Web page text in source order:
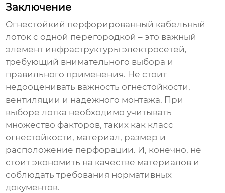
Заключение
Огнестойкий перфорированный кабельный
лоток с одной перегородкой – это важный
элемент инфраструктуры электросетей,
требующий внимательного выбора и
правильного применения. Не стоит
недооценивать важность огнестойкости,
вентиляции и надежного монтажа. При
выборе лотка необходимо учитывать
множество факторов, таких как класс
огнестойкости, материал, размер и
расположение перфорации. И, конечно, не
стоит экономить на качестве материалов и
соблюдать требования нормативных
документов.